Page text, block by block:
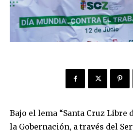
Bajo el lema “Santa Cruz Libre
la Gobernación, a través del